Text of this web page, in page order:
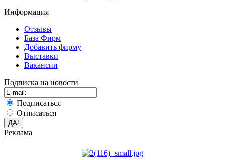
Информация
Отзывы
База Фирм
Добавить фирму
Выставки
Вакансии
Подписка на новости
Подписаться
Отписаться
Реклама